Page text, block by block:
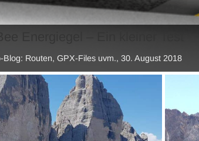
Blog: Routen, GPX-Files uvm., 30. August 2018